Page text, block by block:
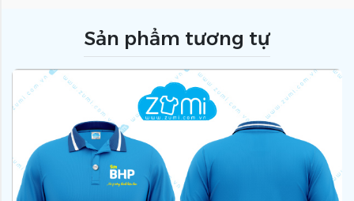
Sản phẩm tương tự